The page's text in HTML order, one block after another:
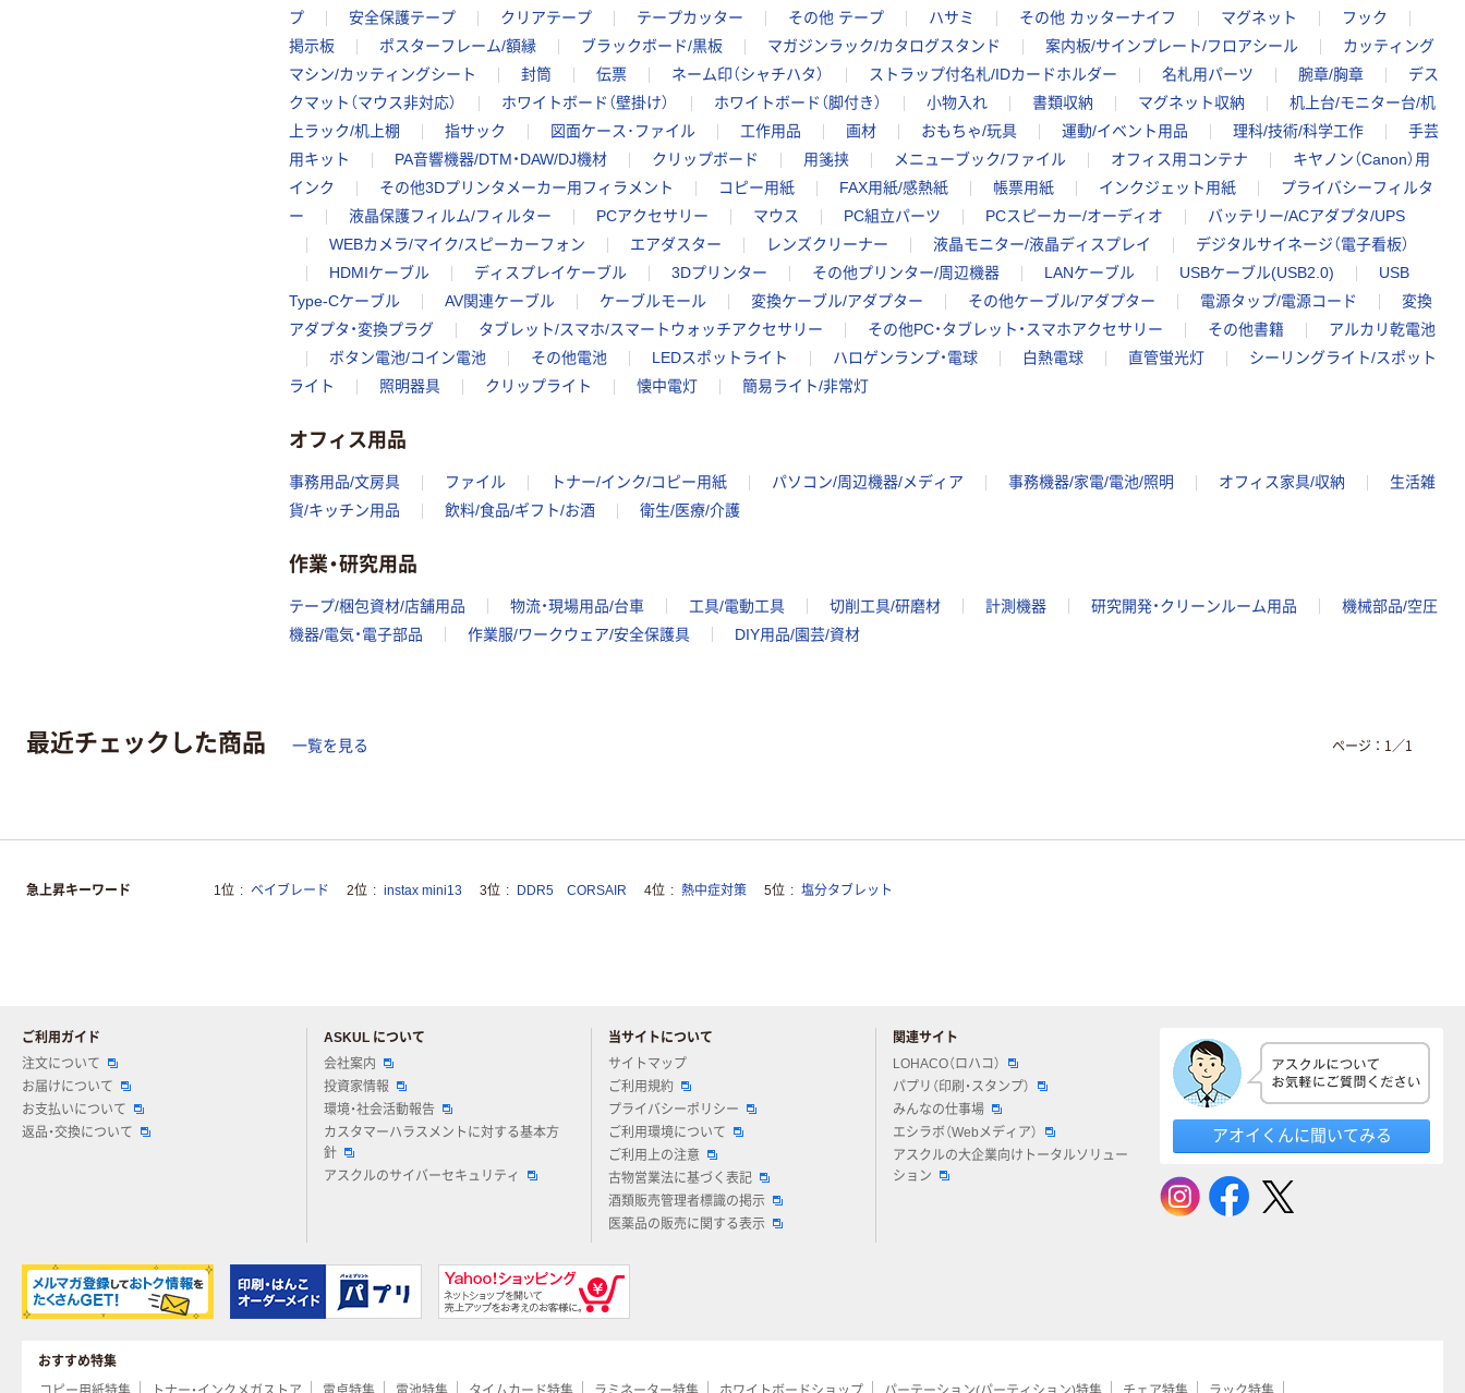
プ
安全保護テープ クリアテープ テープカッター その他 テープ ハサミ その他 カッターナイフ マグネット
フック
掲示板
ポスターフレーム/額縁 ブラックボード/黒板 マガジンラック/カタログスタンド 案内板/サインプレート/フロアシール
カッティング
マシン/カッティングシート
封筒 伝票 ネーム印（シャチハタ） ストラップ付名札/IDカードホルダー 名札用パーツ 腕章/胸章
デス
クマット（マウス非対応）
ホワイトボード（壁掛け） ホワイトボード（脚付き） 小物入れ 書類収納 マグネット収納
机上台/モニター台/机
上ラック/机上棚
指サック 図面ケース･ファイル 工作用品 画材 おもちゃ/玩具 運動/イベント用品 理科/技術/科学工作
手芸
用キット
PA音響機器/DTM・DAW/DJ機材 クリップボード 用箋挟 メニューブック/ファイル オフィス用コンテナ
キヤノン（Canon）用
インク
その他3Dプリンタメーカー用フィラメント コピー用紙 FAX用紙/感熱紙 帳票用紙 インクジェット用紙
プライバシーフィルタ
ー
液晶保護フィルム/フィルター PCアクセサリー マウス PC組立パーツ PCスピーカー/オーディオ
バッテリー/ACアダプタ/UPS
WEBカメラ/マイク/スピーカーフォン
エアダスター レンズクリーナー 液晶モニター/液晶ディスプレイ
デジタルサイネージ（電子看板）
HDMIケーブル
ディスプレイケーブル 3Dプリンター その他プリンター/周辺機器 LANケーブル USBケーブル(USB2.0)
USB
Type-Cケーブル
AV関連ケーブル ケーブルモール 変換ケーブル/アダプター その他ケーブル/アダプター 電源タップ/電源コード
変換
アダプタ・変換プラグ
タブレット/スマホ/スマートウォッチアクセサリー その他PC・タブレット・スマホアクセサリー その他書籍
アルカリ乾電池
ボタン電池/コイン電池
その他電池 LEDスポットライト ハロゲンランプ・電球 白熱電球 直管蛍光灯
シーリングライト/スポット
ライト
照明器具 クリップライト 懐中電灯 簡易ライト/非常灯
オフィス用品
事務用品/文房具 ファイル トナー/インク/コピー用紙 パソコン/周辺機器/メディア 事務機器/家電/電池/照明 オフィス家具/収納
生活雑
貨/キッチン用品
飲料/食品/ギフト/お酒 衛生/医療/介護
作業・研究用品
テープ/梱包資材/店舗用品 物流・現場用品/台車 工具/電動工具 切削工具/研磨材 計測機器 研究開発・クリーンルーム用品
機械部品/空圧
機器/電気・電子部品
作業服/ワークウェア/安全保護具 DIY用品/園芸/資材
最近チェックした商品 一覧を見る ページ： 1 ／1
急上昇キーワード 1位 ベイブレード 2位 instax mini13 3位 DDR5 CORSAIR 4位 熱中症対策 5位 塩分タブレット
ご利用ガイド
注文について
お届けについて
お支払いについて
返品・交換について
ASKUL について
会社案内
投資家情報
環境・社会活動報告
カスタマーハラスメントに対する基本方
針
アスクルのサイバーセキュリティ
当サイトについて
サイトマップ
ご利用規約
プライバシーポリシー
ご利用環境について
ご利用上の注意
古物営業法に基づく表記
酒類販売管理者標識の掲示
医薬品の販売に関する表示
関連サイト
LOHACO（ロハコ）
パプリ（印刷・スタンプ）
みんなの仕事場
エシラボ（Webメディア）
アスクルの大企業向けトータルソリュー
ション
アオイくんに聞いてみる
おすすめ特集